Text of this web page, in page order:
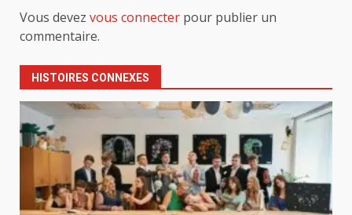
Vous devez vous connecter pour publier un
commentaire.
HISTOIRES CONNEXES